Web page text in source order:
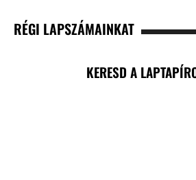
RÉGI LAPSZÁMAINKAT
KERESD A